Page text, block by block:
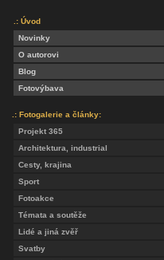
.: Úvod
Novinky
O autorovi
Blog
Fotovýbava
.: Fotogalerie a články:
Projekt 365
Architektura, industrial
Cesty, krajina
Sport
Fotoakce
Témata a soutěže
Lidé a jiná zvěř
Svatby